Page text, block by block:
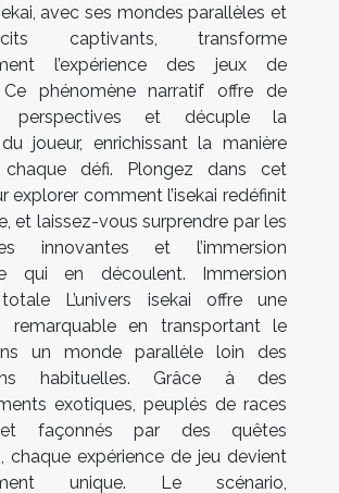
avec ses mondes parallèles et
captivants, transforme
l’expérience des jeux de
Ce phénomène narratif offre de
perspectives et décuple la
joueur, enrichissant la manière
chaque défi. Plongez dans cet
explorer comment l’isekai redéfinit
et laissez-vous surprendre par les
innovantes et l’immersion
qui en découlent. Immersion
L’univers isekai offre une
remarquable en transportant le
un monde parallèle loin des
habituelles. Grâce à des
exotiques, peuplés de races
façonnés par des quêtes
chaque expérience de jeu devient
unique. Le scénario,